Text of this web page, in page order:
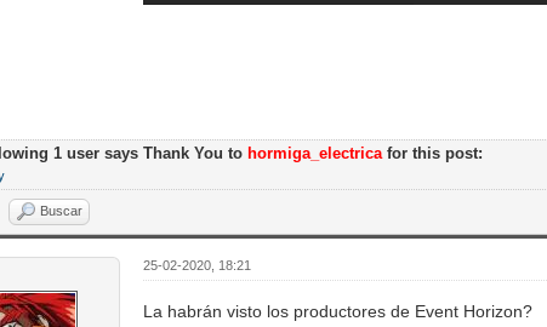
1 user says Thank You to hormiga_electrica for this post:
Buscar
25-02-2020, 18:21
La habrán visto los productores de Event Horizon?